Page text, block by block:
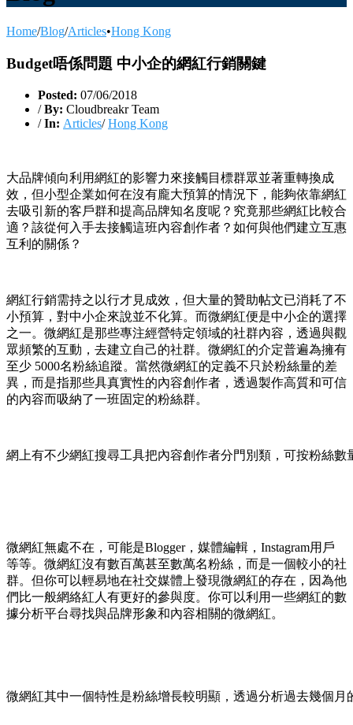
Home/Blog/Articles•Hong Kong
Budget唔係問題 中小企的網紅行銷關鍵
Posted: 07/06/2018
/ By: Cloudbreakr Team
/ In: Articles/Hong Kong
大品牌傾向利用網紅的影響力來接觸目標群眾並著重轉換成
效，但小型企業如何在沒有龐大預算的情況下，能夠依靠網紅
去吸引新的客戶群和提高品牌知名度呢？究竟那些網紅比較合
適？該從何入手去接觸這班內容創作者？如何與他們建立互惠
互利的關係？
網紅行銷需持之以行才見成效，但大量的贊助帖文已消耗了不
小預算，對中小企來說並不化算。而微網紅便是中小企的選擇
之一。微網紅是那些專注經營特定領域的社群內容，透過與觀
眾頻繁的互動，去建立自己的社群。微網紅的介定普遍為擁有
至少 5000名粉絲追蹤。當然微網紅的定義不只於粉絲量的差
異，而是指那些具真實性的內容創作者，透過製作高質和可信
的內容而吸納了一班固定的粉絲群。
網上有不少網紅搜尋工具把內容創作者分門別類，可按粉絲
微網紅無處不在，可能是Blogger，媒體編輯，Instagram用戶
等等。微網紅沒有數百萬甚至數萬名粉絲，而是一個較小的社
群。但你可以輕易地在社交媒體上發現微網紅的存在，因為他
們比一般網絡紅人有更好的參與度。你可以利用一些網紅的數
據分析平台尋找與品牌形象和內容相關的微網紅。
微網紅其中一個特性是粉絲增長較明顯，透過分析過去幾個